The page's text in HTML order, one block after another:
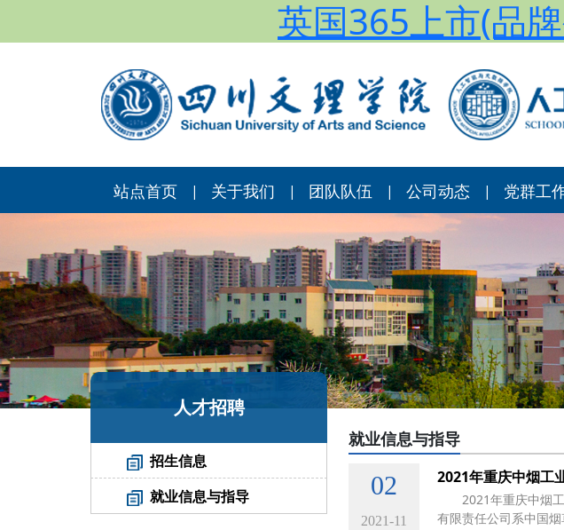
英国365上市(品
站点首页 | 关于我们 | 团队队伍 | 公司动态 | 党群工
人才招聘
招生信息
就业信息与指导
就业信息与指导
02
2021-11
2021年重庆中烟工
2021年重庆中烟
有限责任公司系中国